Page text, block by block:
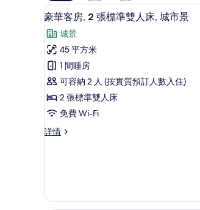
嘅
客
房
篩
選
條
件
載
入
所
有
豪
華
客
2
雙
豪華客
5
豪華客房, 2 張標準雙人床, 城市景
城景
45 平方米
1 間睡房
可容納 2 人 (按實質預訂人數入住)
2 張標準雙人床
免費 Wi-Fi
詳情
豪
標